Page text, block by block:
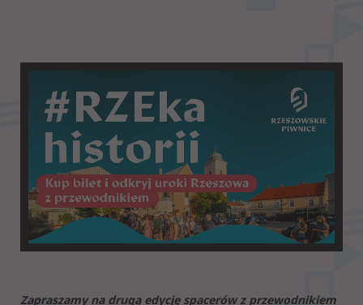
Zapraszamy na drugą edycję spacerów z przewodnikiem